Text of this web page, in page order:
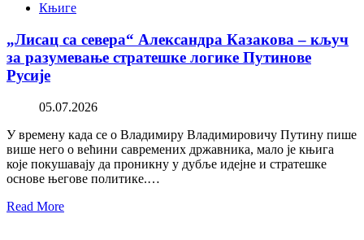
Књиге
„Лисац са севера“ Александра Казакова – кључ
за разумевање стратешке логике Путинове
Русије
05.07.2026
У времену када се о Владимиру Владимировичу Путину пише
више него о већини савремених државника, мало је књига
које покушавају да проникну у дубље идејне и стратешке
основе његове политике.…
Read More